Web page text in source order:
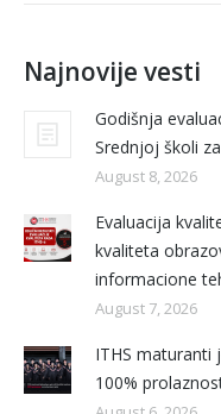
Najnovije vesti
Godišnja
Srednjoj školi
August 8, 2026
Evaluacija
kvaliteta
informacione
August 7, 2026
ITHS maturanti
100%